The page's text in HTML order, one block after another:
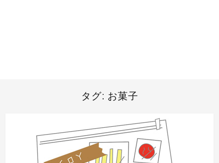
タグ: お菓子